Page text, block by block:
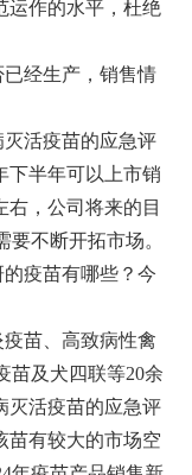
运作的水平，杜绝
经生产，销售情
活疫苗的应急评
下半年可以上市销
右，公司将来的目
要不断开拓市场。
疫苗有哪些？今
苗、高致病性禽
苗及犬四联等20余
灭活疫苗的应急评
苗有较大的市场空